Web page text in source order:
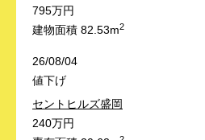
795万円
建物面積 82.53m2
26/08/04
値下げ
セントヒルズ盛岡
240万円